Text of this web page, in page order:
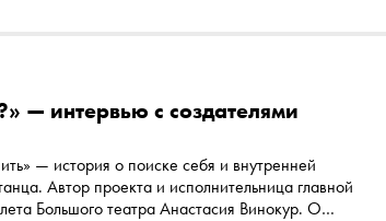
— интервью с создателями
— история о поиске себя и внутренней
Автор проекта и исполнительница главной
Большого театра Анастасия Винокур. О